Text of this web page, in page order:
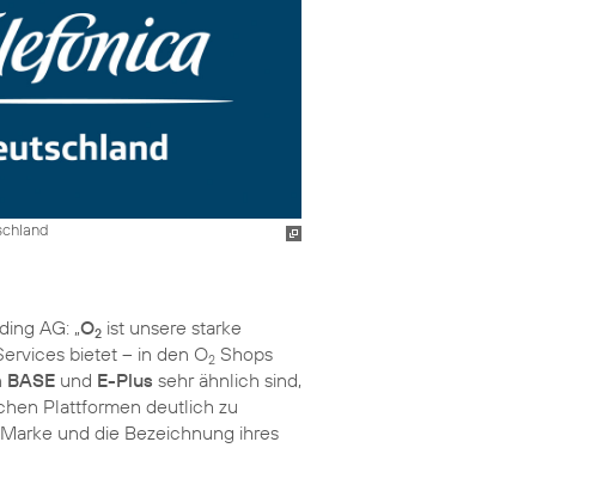
AG: „O2 ist unsere starke
bietet – in den O2 Shops
BASE und E-Plus sehr ähnlich sind,
Plattformen deutlich zu
und die Bezeichnung ihres